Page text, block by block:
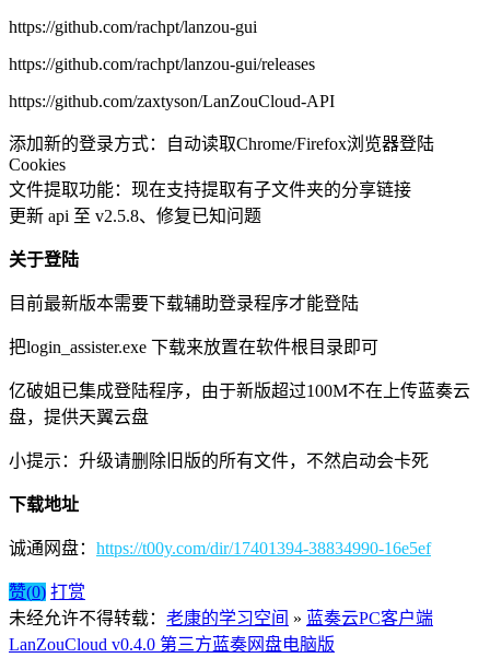
https://github.com/rachpt/lanzou-gui
https://github.com/rachpt/lanzou-gui/releases
https://github.com/zaxtyson/LanZouCloud-API
添加新的登录方式：自动读取Chrome/Firefox浏览器登陆
Cookies
文件提取功能：现在支持提取有子文件夹的分享链接
更新 api 至 v2.5.8、修复已知问题
关于登陆
目前最新版本需要下载辅助登录程序才能登陆
把login_assister.exe 下载来放置在软件根目录即可
亿破姐已集成登陆程序，由于新版超过100M不在上传蓝奏云
盘，提供天翼云盘
小提示：升级请删除旧版的所有文件，不然启动会卡死
下载地址
诚通网盘： https://t00y.com/dir/17401394-38834990-16e5ef
赞(0) 打赏
未经允许不得转载： 老康的学习空间 » 蓝奏云PC客户端
LanZouCloud v0.4.0 第三方蓝奏网盘电脑版